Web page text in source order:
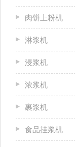
肉饼上粉机
淋浆机
浸浆机
浓浆机
裹浆机
食品挂浆机